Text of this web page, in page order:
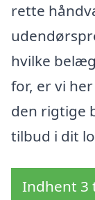
rette
hvilke
for, er vi
den rigtige
tilbud i dit
Indhent 3